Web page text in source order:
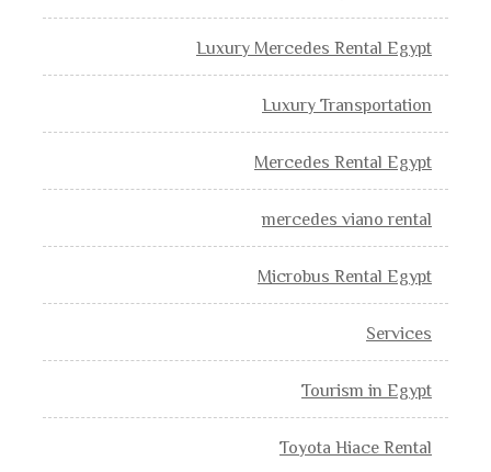
Luxury Mercedes Rental Egypt
Luxury Transportation
Mercedes Rental Egypt
mercedes viano rental
Microbus Rental Egypt
Services
Tourism in Egypt
Toyota Hiace Rental